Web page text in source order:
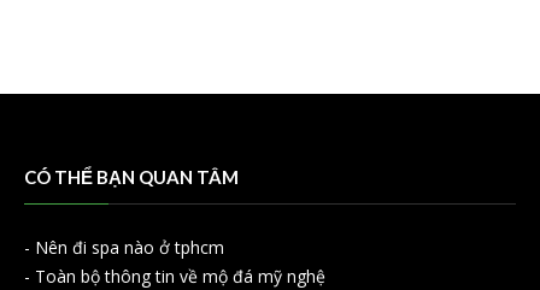
CÓ THỂ BẠN QUAN TÂM
- Nên đi spa nào ở tphcm
- Toàn bộ thông tin về mộ đá mỹ nghệ